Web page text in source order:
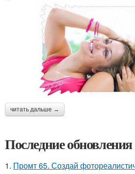
читать дальше →
Последние обновления
1. Промт 65. Создай